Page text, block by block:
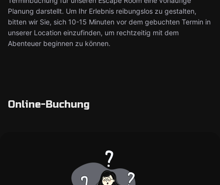
Planung darstellt. Um Ihr Erlebnis reibungslos zu gestalten,
bitten wir Sie, sich 10-15 Minuten vor dem gebuchten Termin in
unserer Location einzufinden, um rechtzeitig mit dem
Abenteuer beginnen zu können.
Online-Buchung